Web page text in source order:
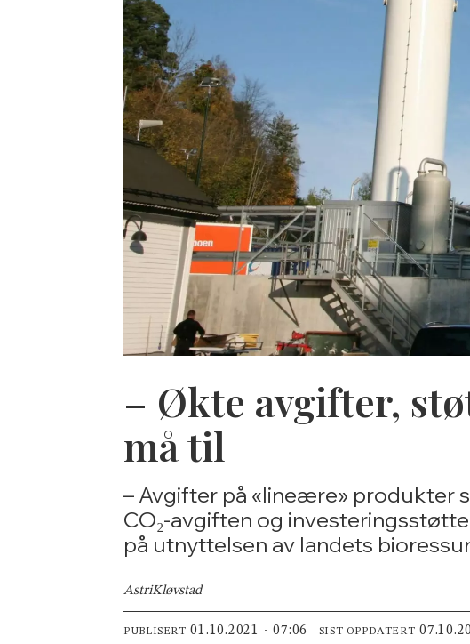
– Økte avgifter,
må til
– Avgifter på «lineære» produkter
CO₂-avgiften og
på utnyttelsen av landets
AstriKløvstad
PUBLISERT 01.10.2021 - 07:06 SIST OPPDATERT